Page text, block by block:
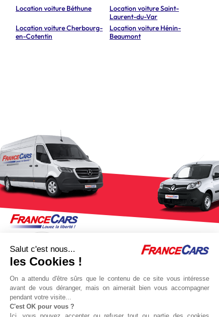
Salut c'est nous...
les Cookies !
On a attendu d'être sûrs que le contenu de ce site vous intéresse
avant de vous déranger, mais on aimerait bien vous accompagner
pendant votre visite...
C'est OK pour vous ?
Location voiture Béthune
Location voiture Saint-
Laurent-du-Var
Location voiture Cherbourg-
en-Cotentin
Location voiture Hénin-
Beaumont
Jeu concours Delta